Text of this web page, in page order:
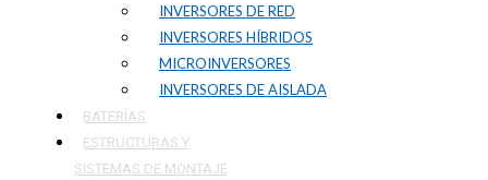
INVERSORES DE RED
INVERSORES HÍBRIDOS
MICROINVERSORES
INVERSORES DE AISLADA
BATERÍAS
ESTRUCTURAS Y
SISTEMAS DE MONTAJE